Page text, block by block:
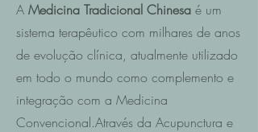
A Medicina Tradicional Chinesa é um
sistema terapêutico com milhares de anos
de evolução clínica, atualmente utilizado
em todo o mundo como complemento e
integração com a Medicina
Convencional.Através da Acupunctura e